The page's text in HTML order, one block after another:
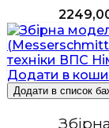
Додати в
Додати в список